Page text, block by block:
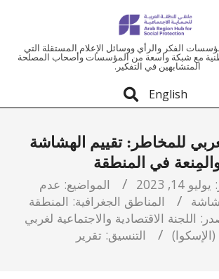
الفكر والرأي ووسائل الإعلام المستقلة التي
مع شبكة واسعة من المؤسسات وأصحاب المصلحة
المتشابهين في التفكير.
English
للمخاطر: تقييم الهشاشة
في المنطقة
يوليو 14, 2023 المواضيع: عدم
المناطق الجغرافية: المنطقة
اللجنة الاقتصادية والاجتماعية لغربي
(الإسكوا)
التنسيق: تقرير